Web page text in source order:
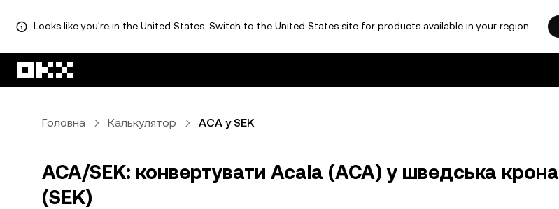
Looks like you're in the United States. Switch to the United States site for products available in your region.
Головна Калькулятор ACA у SEK
ACA/SEK: конвертувати Acala (ACA) у шведська крона
(SEK)